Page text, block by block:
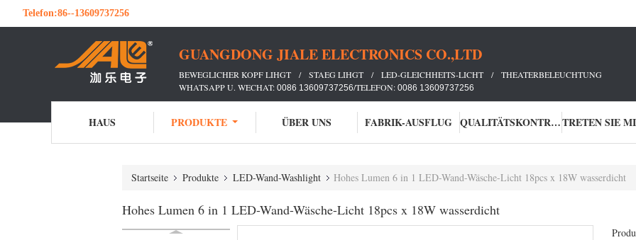
Telefon:86--13609737256
GUANGDONG JIALE ELECTRONICS CO.,LTD
BEWEGLICHER KOPF LIHGT / STAEG LIHGT / LED-GLEICHHEITS-LICHT / THEATERBELEUCHTUNG
WHATSAPP U. WECHAT: 0086 13609737256/TELEFON: 0086 13609737256
HAUS PRODUKTE ÜBER UNS FABRIK-AUSFLUG QUALITÄTSKONTROLLE
Startseite Produkte LED-Wand-Washlight Hohes Lumen 6 in 1 LED-Wand-Wäsche-Licht 18pcs x 18W wasserdicht
Hohes Lumen 6 in 1 LED-Wand-Wäsche-Licht 18pcs x 18W wasserdicht